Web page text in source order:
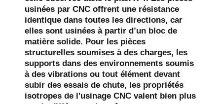
usinées par CNC offrent une résistance
identique dans toutes les directions, car
elles sont usinées à partir d’un bloc de
matière solide. Pour les pièces
structurelles soumises à des charges, les
supports dans des environnements soumis
à des vibrations ou tout élément devant
subir des essais de chute, les propriétés
isotropes de l'usinage CNC valent bien plus